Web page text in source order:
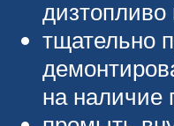
дизтопливо
тщательно
на наличие